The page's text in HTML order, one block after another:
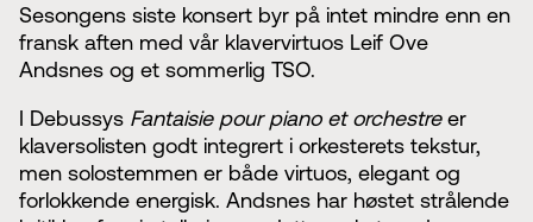
Sesongens siste konsert byr på intet mindre enn en
fransk aften med vår klavervirtuos Leif Ove
Andsnes og et sommerlig TSO.
I Debussys Fantaisie pour piano et orchestreer
klaversolisten godt integrert i orkesterets tekstur,
men solostemmen er både virtuos, elegant og
forlokkende energisk. Andsnes har høstet strålende